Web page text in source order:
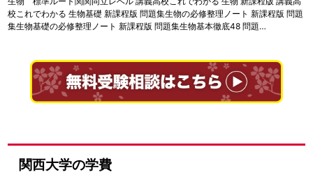
校これでわかる 生物基礎 新課程版 問題集生物の必修整理ノート 新課程版 問題
集生物基礎の必修整理ノート 新課程版 問題集生物基本徹底48 問題…
関西大学の学費